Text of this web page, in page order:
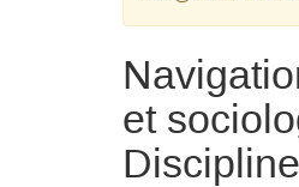
et
Discipline